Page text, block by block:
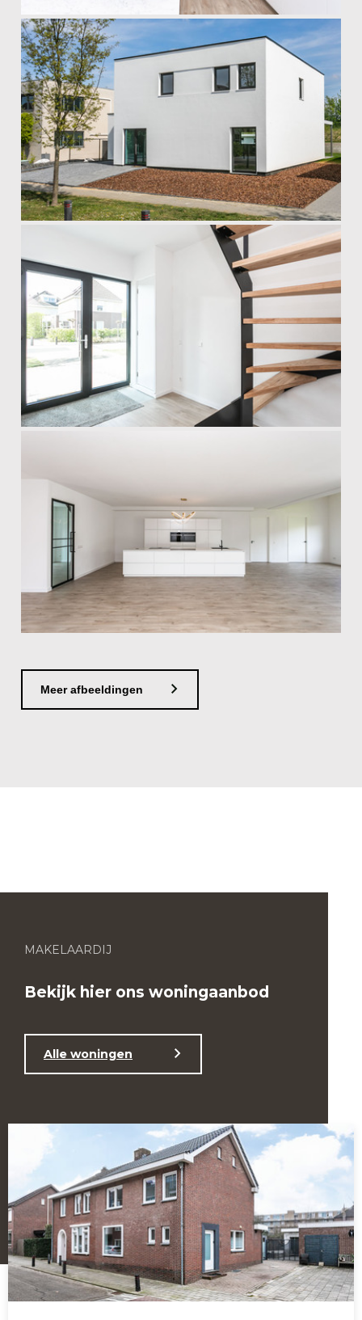
Meer afbeeldingen
MAKELAARDIJ
Bekijk hier ons woningaanbod
Alle woningen